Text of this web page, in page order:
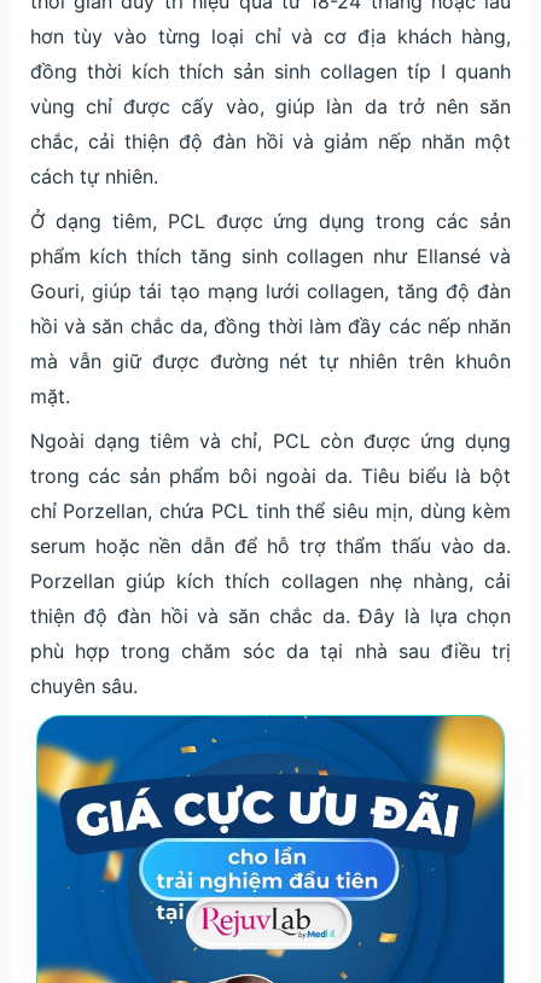
hơn tùy vào từng loại chỉ và cơ địa khách hàng,
đồng thời kích thích sản sinh collagen típ I quanh
vùng chỉ được cấy vào, giúp làn da trở nên săn
chắc, cải thiện độ đàn hồi và giảm nếp nhăn một
cách tự nhiên.
Ở dạng tiêm, PCL được ứng dụng trong các sản
phẩm kích thích tăng sinh collagen như Ellansé và
Gouri, giúp tái tạo mạng lưới collagen, tăng độ đàn
hồi và săn chắc da, đồng thời làm đầy các nếp nhăn
mà vẫn giữ được đường nét tự nhiên trên khuôn
mặt.
Ngoài dạng tiêm và chỉ, PCL còn được ứng dụng
trong các sản phẩm bôi ngoài da. Tiêu biểu là bột
chỉ Porzellan, chứa PCL tinh thể siêu mịn, dùng kèm
serum hoặc nền dẫn để hỗ trợ thẩm thấu vào da.
Porzellan giúp kích thích collagen nhẹ nhàng, cải
thiện độ đàn hồi và săn chắc da. Đây là lựa chọn
phù hợp trong chăm sóc da tại nhà sau điều trị
chuyên sâu.